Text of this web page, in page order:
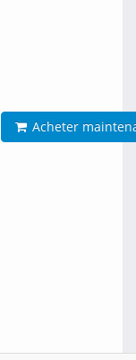
Acheter